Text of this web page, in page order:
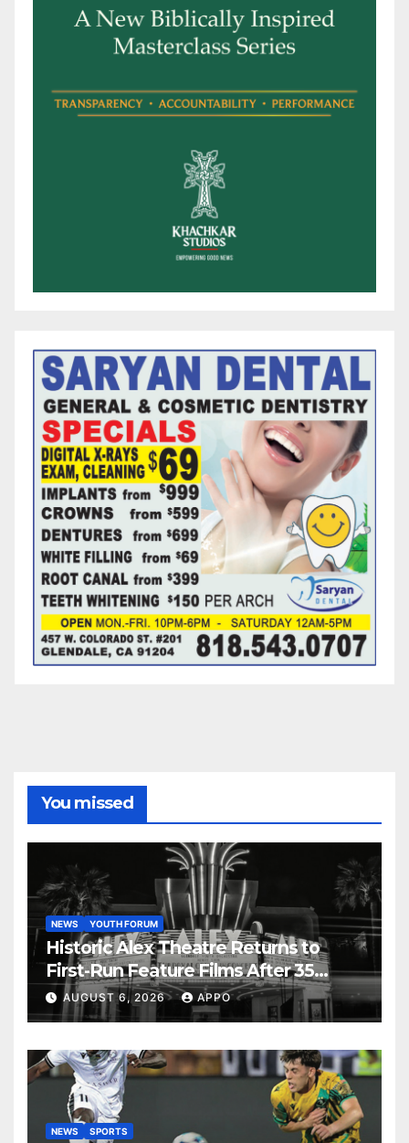
You missed
NEWS YOUTH FORUM
Historic Alex Theatre Returns to
First-Run Feature Films After 35
Years
AUGUST 6, 2026 APPO
NEWS SPORTS